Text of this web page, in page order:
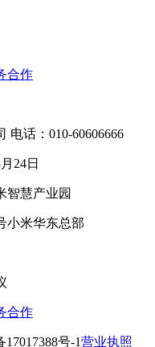
合作
电话：010-60606666
24日
智慧产业园
小米华东总部
合作
17017388号-1营业执照